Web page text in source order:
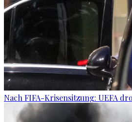
Nach FIFA-Krisensitzung: UEFA